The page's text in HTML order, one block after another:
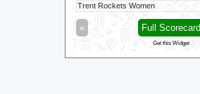
Trent Rockets Women
« Full Scorecard
Get this Widget